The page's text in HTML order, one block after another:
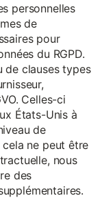
personnelles
de
pour
du RGPD.
de clauses types
Celles-ci
États-Unis à
de
ne peut être
nous
des